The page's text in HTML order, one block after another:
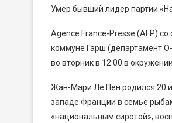
Умер бывший лидер партии
Agence France-Presse (AFP)
коммуне Гарш (департамент
во вторник в 12:00 в
Жан-Мари Ле Пен родился 20
западе Франции в семье
«национальным сиротой»,